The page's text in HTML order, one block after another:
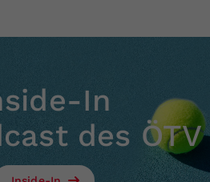
In
des ÖTV